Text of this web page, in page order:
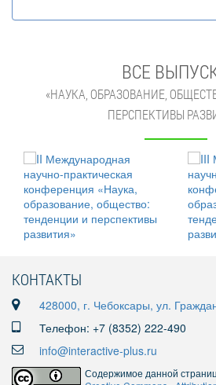
ВСЕ
«НАУКА, ОБРАЗОВАНИЕ,
ПЕРСПЕКТИВЫ
КОНТАКТЫ
428000, г. Чебоксары, ул.
Телефон: +7 (8352) 222-490
info@interactive-plus.ru
Содержимое данной